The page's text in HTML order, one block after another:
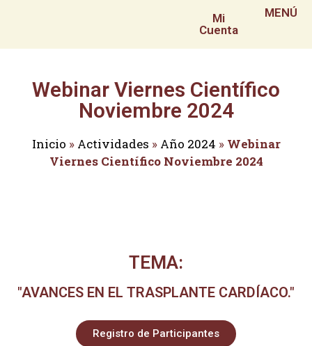
Mi
Cuenta
MENÚ
Webinar Viernes Científico
Noviembre 2024
Inicio » Actividades » Año 2024 » Webinar
Viernes Científico Noviembre 2024
TEMA:
"AVANCES EN EL TRASPLANTE CARDÍACO."
Registro de Participantes